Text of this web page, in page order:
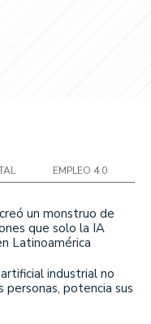
EMPLEO 4.0
un monstruo de
que solo la IA
Latinoamérica
industrial no
personas, potencia sus